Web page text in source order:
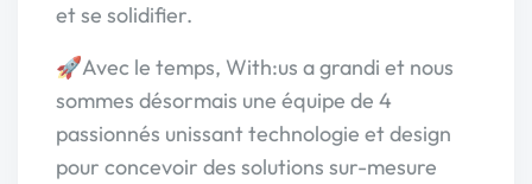
et se solidifier.
🚀Avec le temps, With:us a grandi et nous
sommes désormais une équipe de 4
passionnés unissant technologie et design
pour concevoir des solutions sur-mesure